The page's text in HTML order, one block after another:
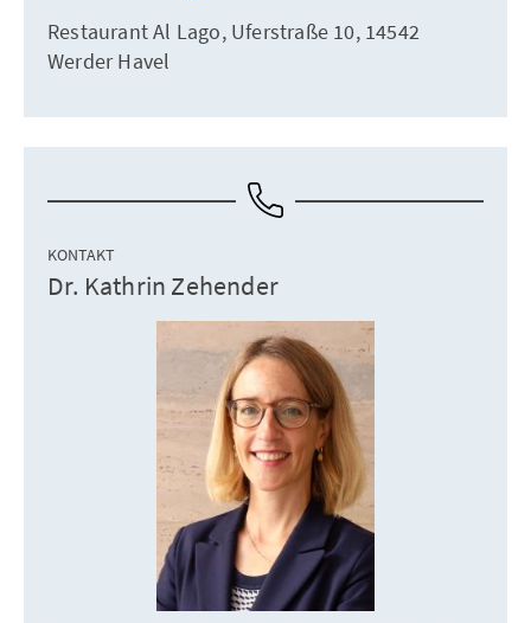
Restaurant Al Lago, Uferstraße 10, 14542
Werder Havel
KONTAKT
Dr. Kathrin Zehender